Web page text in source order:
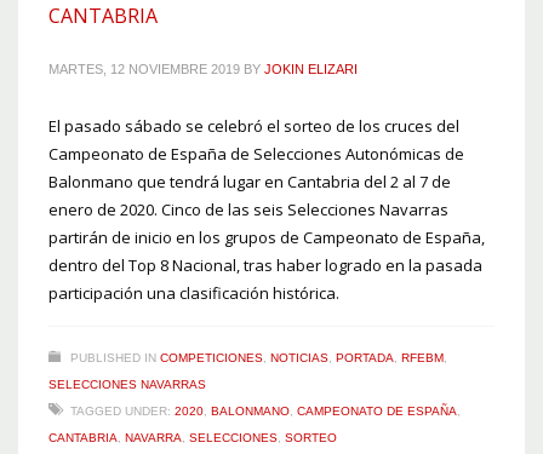
CANTABRIA
MARTES, 12 NOVIEMBRE 2019 BY JOKIN ELIZARI
El pasado sábado se celebró el sorteo de los cruces del
Campeonato de España de Selecciones Autonómicas de
Balonmano que tendrá lugar en Cantabria del 2 al 7 de
enero de 2020. Cinco de las seis Selecciones Navarras
partirán de inicio en los grupos de Campeonato de España,
dentro del Top 8 Nacional, tras haber logrado en la pasada
participación una clasificación histórica.
PUBLISHED IN COMPETICIONES NOTICIAS PORTADA RFEBM
SELECCIONES NAVARRAS
TAGGED UNDER: 2020 BALONMANO CAMPEONATO DE ESPAÑA
CANTABRIA
NAVARRA SELECCIONES SORTEO